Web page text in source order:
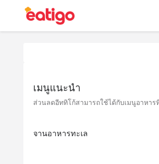
เมนูแนะนำ
ส่วนลดอีททิโก้สามารถใช้ได้กับเมนูอาหาร
จานอาหารทะเล